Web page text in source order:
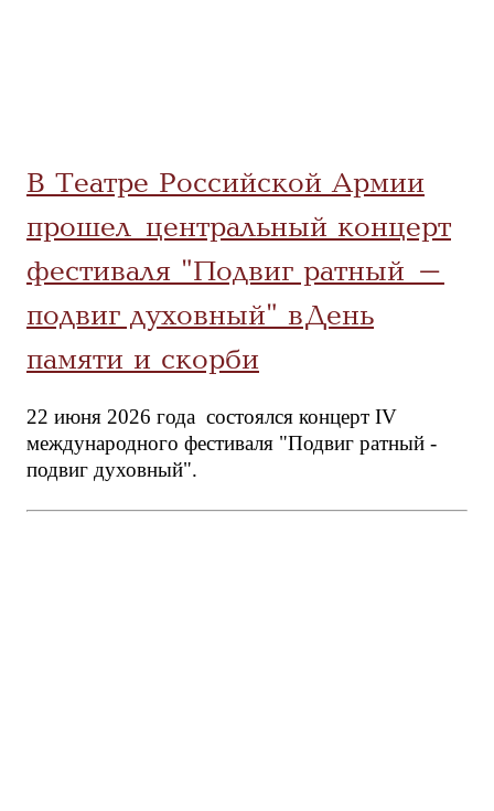
В Театре Российской Армии
прошел центральный концерт
фестиваля "Подвиг ратный -
подвиг духовный" в День
памяти и скорби
22 июня 2026 года состоялся концерт IV
международного фестиваля "Подвиг ратный -
подвиг духовный".